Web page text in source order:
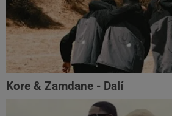
Kore & Zamdane - Dalí